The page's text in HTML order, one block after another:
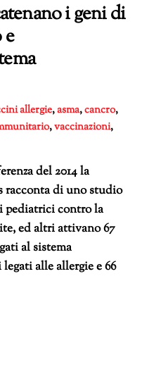
i geni di
e
allergie,asma,cancro,
,vaccinazioni,
del 2014 la
racconta di uno studio
pediatrici contro la
ed altri attivano 67
al sistema
alle allergie e 66